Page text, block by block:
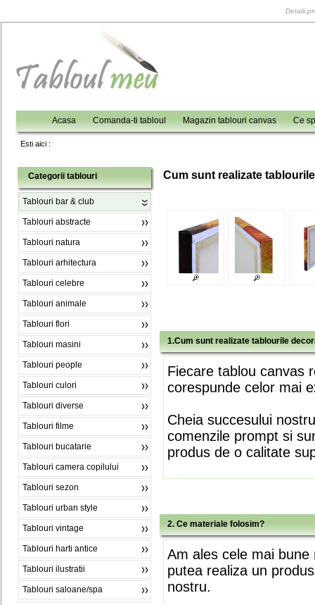
Detalii
Acasa Comanda-ti tabloul Magazin tablouri canvas Ce
Esti aici :
Categorii tablouri
Tablouri bar & club
Tablouri abstracte
Tablouri natura
Tablouri arhitectura
Tablouri celebre
Tablouri animale
Tablouri flori
Tablouri masini
Tablouri people
Tablouri culori
Tablouri diverse
Tablouri filme
Tablouri bucatarie
Tablouri camera copilului
Tablouri sezon
Tablouri urban style
Tablouri vintage
Tablouri harti antice
Tablouri ilustratii
Tablouri saloane/spa
Cum sunt realizate
1.Cum sunt realizate tablourile
Fiecare tablou canvas
corespunde celor mai
Cheia succesului
comenzile prompt si
produs de o calitate
2. Ce materiale folosim?
Am ales cele mai
putea realiza un
nostru.